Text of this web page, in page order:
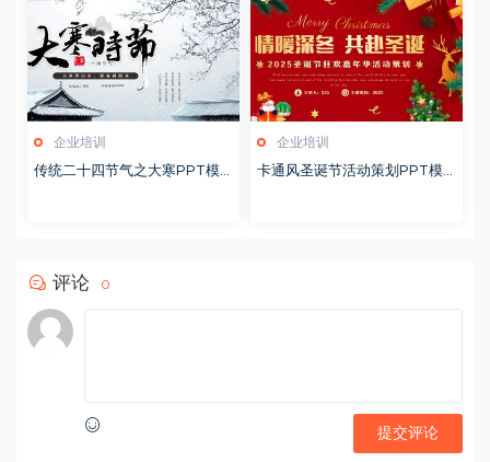
企业培训
传统二十四节气之大寒PPT模
企业培训
卡通风圣诞节活动策划PPT模
评论 0
提交评论